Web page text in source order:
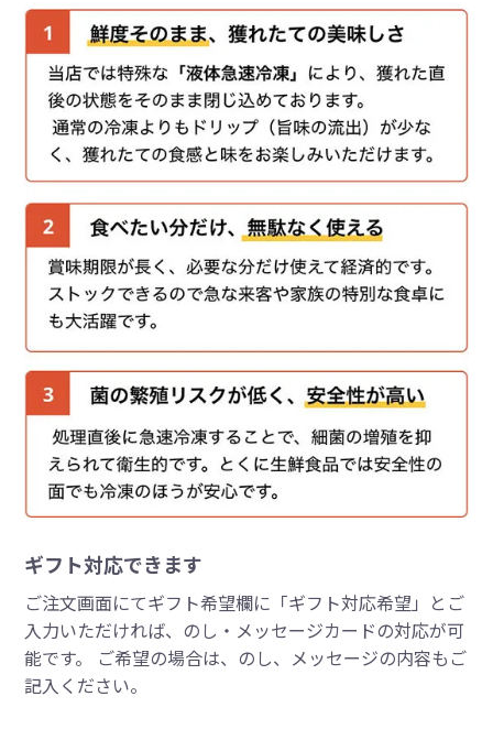
ギフト対応できます
ご注文画面にてギフト希望欄に「ギフト対応希望」とご
入力いただければ、のし・メッセージカードの対応が可
能です。 ご希望の場合は、のし、メッセージの内容もご
記入ください。